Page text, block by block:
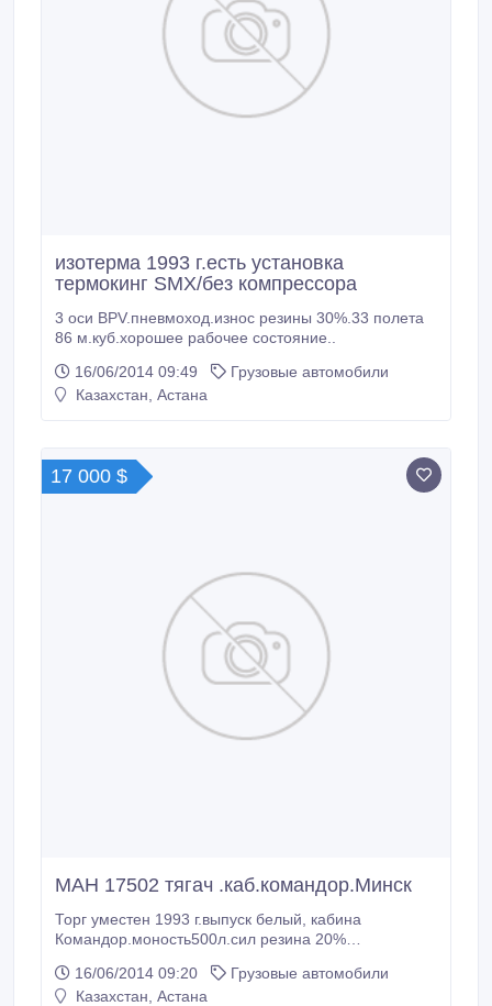
изотерма 1993 г.есть установка
термокинг SMX/без компрессора
3 оси BPV.пневмоход.износ резины 30%.33 полета
86 м.куб.хорошее рабочее состояние..
16/06/2014 09:49
Грузовые автомобили
Казахстан, Астана
17 000 $
МАН 17502 тягач .каб.командор.Минск
Торг уместен 1993 г.выпуск белый, кабина
Командор.моность500л.сил резина 20%
подъемник.покупай и работай.2 бака по725 л..
16/06/2014 09:20
Грузовые автомобили
Казахстан, Астана